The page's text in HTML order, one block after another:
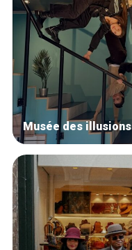
Musée des illusions